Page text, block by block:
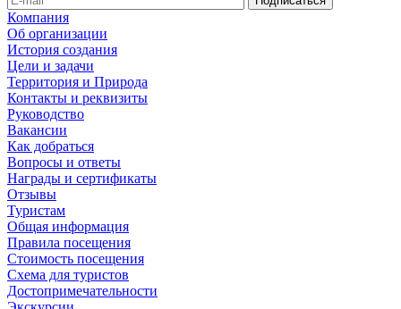
Компания
Об организации
История создания
Цели и задачи
Территория и Природа
Контакты и реквизиты
Руководство
Вакансии
Как добраться
Вопросы и ответы
Награды и сертификаты
Отзывы
Туристам
Общая информация
Правила посещения
Стоимость посещения
Схема для туристов
Достопримечательности